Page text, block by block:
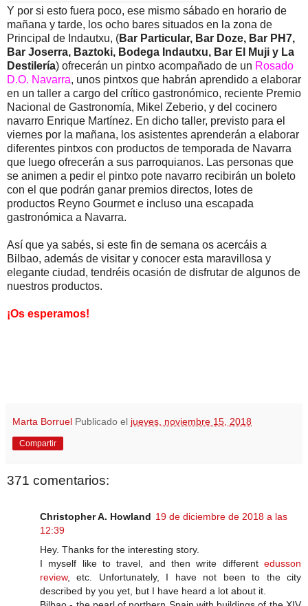
Y por si esto fuera poco, ese mismo sábado en horario de
mañana y tarde, los ocho bares situados en la zona de
Principal de Indautxu, (Bar Particular, Bar Doze, Bar PH7,
Bar Joserra, Baztoki, Bodega Indautxu, Bar El Muji y La
Destilería) ofrecerán un pintxo acompañado de un Rosado
D.O. Navarra, unos pintxos que habrán aprendido a elaborar
en un taller a cargo del crítico gastronómico, reciente Premio
Nacional de Gastronomía, Mikel Zeberio, y del cocinero
navarro Enrique Martínez. En dicho taller, previsto para el
viernes por la mañana, los asistentes aprenderán a elaborar
diferentes pintxos con productos de temporada de Navarra
que luego ofrecerán a sus parroquianos. Las personas que
se animen a pedir el pintxo pote navarro recibirán un boleto
con el que podrán ganar premios directos, lotes de
productos Reyno Gourmet e incluso una escapada
gastronómica a Navarra.
Así que ya sabés, si este fin de semana os acercáis a
Bilbao, además de visitar y conocer esta maravillosa y
elegante ciudad, tendréis ocasión de disfrutar de algunos de
nuestros productos.
¡Os esperamos!
Marta Borruel Publicado el jueves, noviembre 15, 2018
Compartir
371 comentarios:
Christopher A. Howland 19 de diciembre de 2018 a las
12:39
Hey. Thanks for the interesting story.
I myself like to travel, and then write different edusson
review, etc. Unfortunately, I have not been to the city
described by you yet, but I have heard a lot about it.